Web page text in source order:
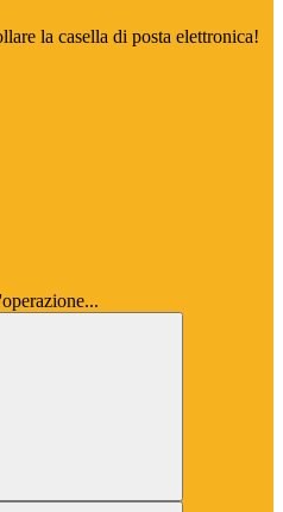
la casella di posta elettronica!